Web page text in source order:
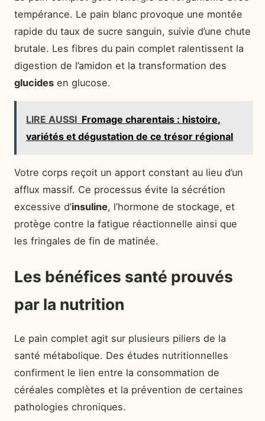
tempérance. Le pain blanc provoque une montée
rapide du taux de sucre sanguin, suivie d’une chute
brutale. Les fibres du pain complet ralentissent la
digestion de l’amidon et la transformation des
glucides en glucose.
LIRE AUSSI Fromage charentais : histoire,
variétés et dégustation de ce trésor régional
Votre corps reçoit un apport constant au lieu d’un
afflux massif. Ce processus évite la sécrétion
excessive d’insuline, l’hormone de stockage, et
protège contre la fatigue réactionnelle ainsi que
les fringales de fin de matinée.
Les bénéfices santé prouvés
par la nutrition
Le pain complet agit sur plusieurs piliers de la
santé métabolique. Des études nutritionnelles
confirment le lien entre la consommation de
céréales complètes et la prévention de certaines
pathologies chroniques.